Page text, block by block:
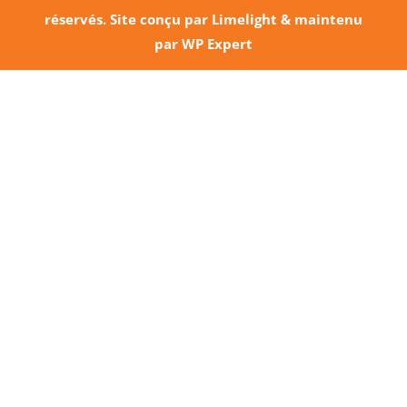
réservés. Site conçu par Limelight & maintenu
par WP Expert